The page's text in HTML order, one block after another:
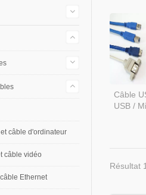
câble d'ordinateur
câble vidéo
Ethernet
Câble
USB /
Résultat